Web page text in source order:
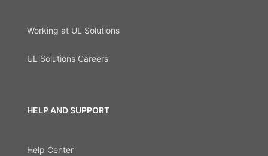
Working at UL Solutions
UL Solutions Careers
HELP AND SUPPORT
Help Center